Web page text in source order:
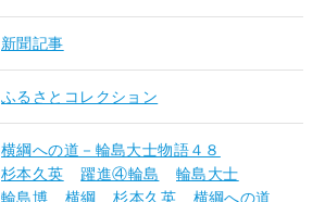
新聞記事
ふるさとコレクション
横綱への道－輪島大士物語４８
杉本久英
躍進④輪島
輪島大士
輪島博
横綱 杉本久英
横綱への道